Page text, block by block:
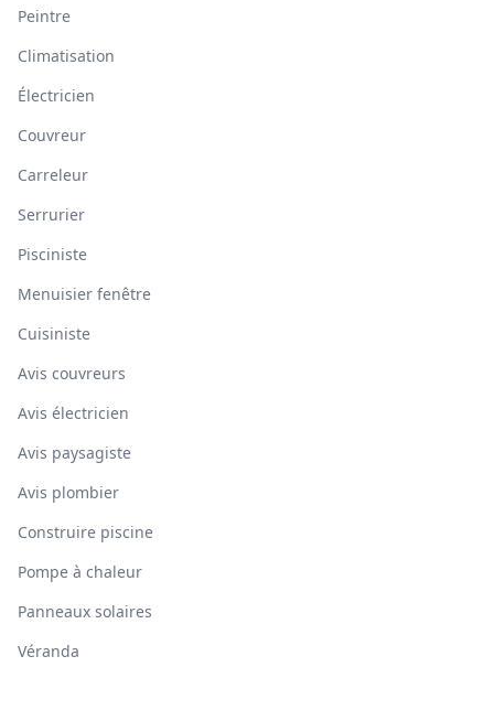
Peintre
Climatisation
Électricien
Couvreur
Carreleur
Serrurier
Pisciniste
Menuisier fenêtre
Cuisiniste
Avis couvreurs
Avis électricien
Avis paysagiste
Avis plombier
Construire piscine
Pompe à chaleur
Panneaux solaires
Véranda